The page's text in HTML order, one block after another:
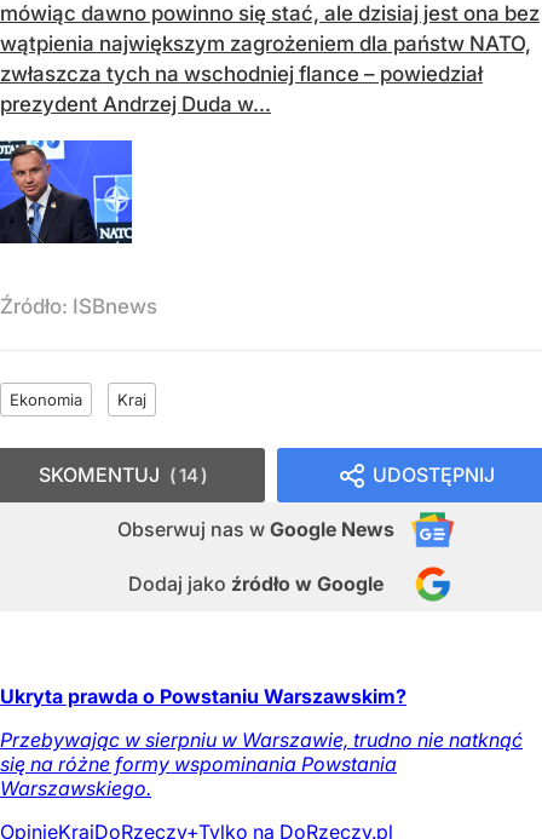
mówiąc dawno powinno się stać, ale dzisiaj jest ona bez
wątpienia największym zagrożeniem dla państw NATO,
zwłaszcza tych na wschodniej flance – powiedział
prezydent Andrzej Duda w...
Źródło: ISBnews
Ekonomia Kraj
UDOSTĘPNIJ
Obserwuj nas w Google News
Dodaj jako źródło w Google
SKOMENTUJ 14
Ukryta prawda o Powstaniu Warszawskim?
Przebywając w sierpniu w Warszawie, trudno nie natknąć
się na różne formy wspominania Powstania
Warszawskiego.
OpinieKrajDoRzeczy+Tylko na DoRzeczy.pl